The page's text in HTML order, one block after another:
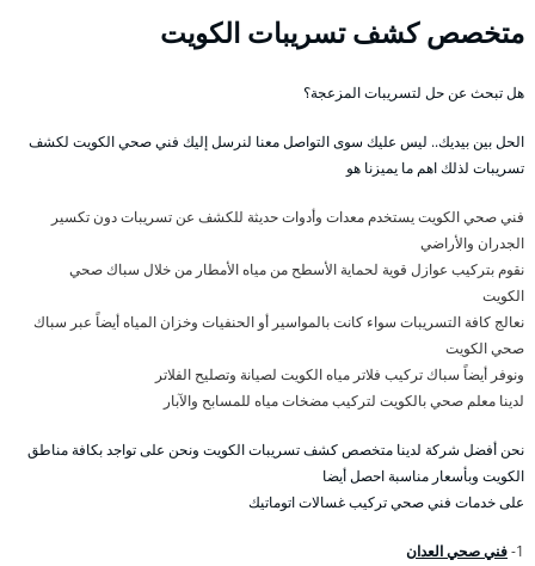
متخصص كشف تسريبات الكويت
هل تبحث عن حل لتسريبات المزعجة؟
الحل بين بيديك.. ليس عليك سوى التواصل معنا لنرسل إليك فني صحي الكويت لكشف
تسريبات لذلك اهم ما يميزنا هو
فني صحي الكويت يستخدم معدات وأدوات حديثة للكشف عن تسريبات دون تكسير
الجدران والأراضي
نقوم بتركيب عوازل قوية لحماية الأسطح من مياه الأمطار من خلال سباك صحي
الكويت
نعالج كافة التسريبات سواء كانت بالمواسير أو الحنفيات وخزان المياه أيضاً عبر سباك
صحي الكويت
ونوفر أيضاً سباك تركيب فلاتر مياه الكويت لصيانة وتصليح الفلاتر
لدينا معلم صحي بالكويت لتركيب مضخات مياه للمسابح والآبار
نحن أفضل شركة لدينا متخصص كشف تسريبات الكويت ونحن على تواجد بكافة مناطق
الكويت وبأسعار مناسبة احصل أيضا
على خدمات فني صحي تركيب غسالات اتوماتيك
1- فني صحي العدان